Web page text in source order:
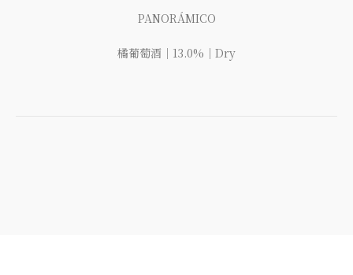
PANORÁMICO
橘葡萄酒｜13.0%｜Dry